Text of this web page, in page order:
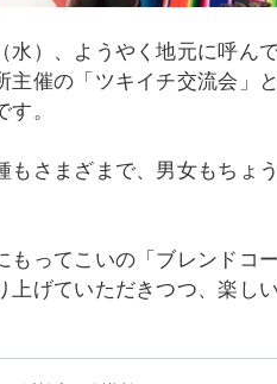
水）、ようやく地元に呼ん
主催の「ツキイチ交流会」
。
もさまざまで、男女もちょ
もってこいの「ブレンドコ
上げていただきつつ、楽し